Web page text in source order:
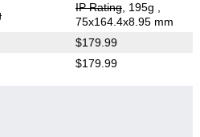
IP Rating, 195g
75x164.4x8.95 mm
$179.99
$179.99